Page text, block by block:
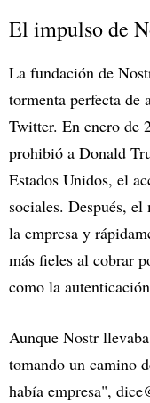
El impulso de
La fundación de
tormenta perfecta de
Twitter. En enero de
prohibió a Donald
Estados Unidos, el
sociales. Después,
la empresa y
más fieles al cobrar
como la
Aunque Nostr
tomando un camino
había empresa",